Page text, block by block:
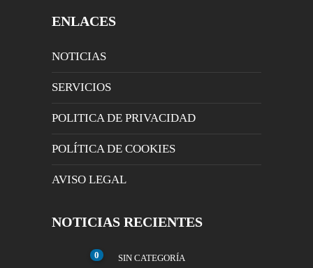
ENLACES
NOTICIAS
SERVICIOS
POLITICA DE PRIVACIDAD
POLÍTICA DE COOKIES
AVISO LEGAL
NOTICIAS RECIENTES
0 SIN CATEGORÍA